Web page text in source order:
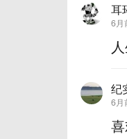
耳
6月
纪
6月